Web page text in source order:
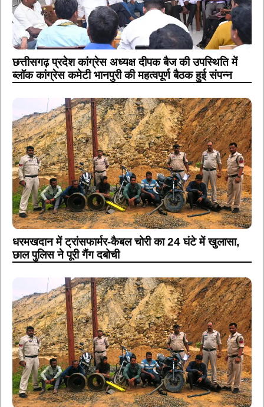
छत्तीसगढ़ प्रदेश कांग्रेस अध्यक्ष दीपक बैज की उपस्थिति में
ब्लॉक कांग्रेस कमेटी भानपुरी की महत्वपूर्ण बैठक हुई संपन्न
धरमखदान में ट्रांसफार्मर-कैबल चोरी का 24 घंटे में खुलासा,
छाल पुलिस ने पूरी गैंग दबोची